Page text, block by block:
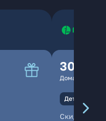
300
Домашний
Детали
Скидка